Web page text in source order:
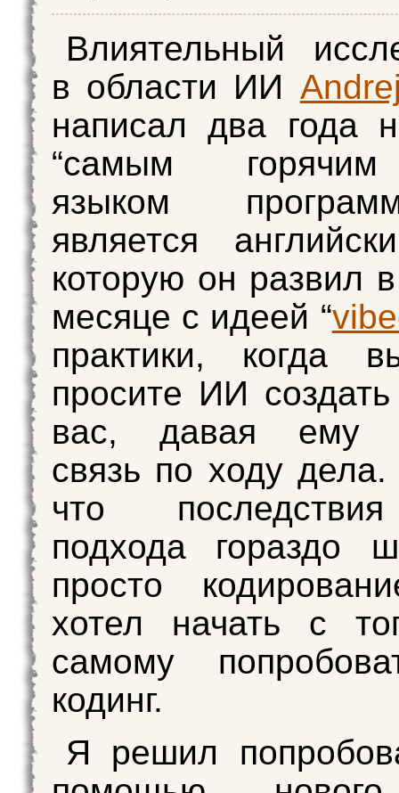
Влиятельный
в области ИИ
написал два года
“самым
языком
является
которую он развил
месяце с идеей “
практики, когда
просите ИИ
вас, давая ему
связь по ходу
что
подхода гораздо
просто
хотел начать с
самому
кодинг.
Я решил